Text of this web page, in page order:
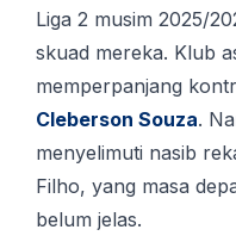
Liga 2 musim 2025/
skuad mereka. Klub
memperpanjang
Cleberson Souza.
menyelimuti nasib
Filho, yang masa
belum jelas.